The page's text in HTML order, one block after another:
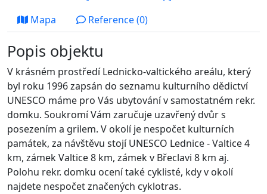
Mapa
Reference (0)
Popis objektu
V krásném prostředí Lednicko-valtického areálu, který
byl roku 1996 zapsán do seznamu kulturního dědictví
UNESCO máme pro Vás ubytování v samostatném rekr.
domku. Soukromí Vám zaručuje uzavřený dvůr s
posezením a grilem. V okolí je nespočet kulturních
památek, za návštěvu stojí UNESCO Lednice - Valtice 4
km, zámek Valtice 8 km, zámek v Břeclavi 8 km aj.
Polohu rekr. domku ocení také cyklisté, kdy v okolí
najdete nespočet značených cyklotras.